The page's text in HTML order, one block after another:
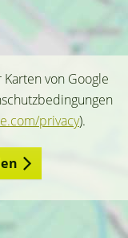
von Google
privacy).